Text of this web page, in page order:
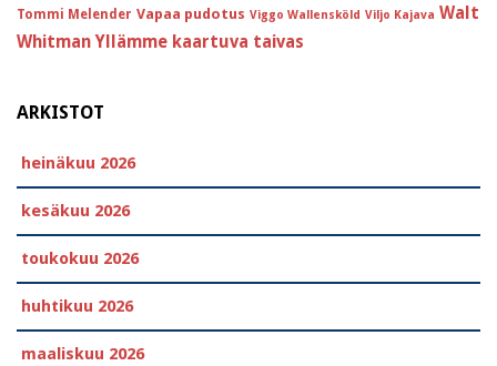
Tommi Melender Vapaa pudotus Viggo Wallensköld Viljo Kajava Walt
Whitman Yllämme kaartuva taivas
ARKISTOT
heinäkuu 2026
kesäkuu 2026
toukokuu 2026
huhtikuu 2026
maaliskuu 2026